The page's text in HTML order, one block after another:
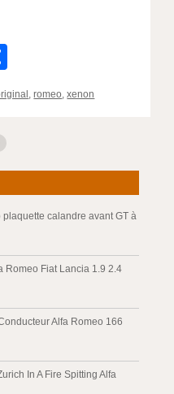
,romeo,xenon
calandre avant GT à
Romeo Fiat Lancia 1.9 2.4
Alfa Romeo 166
In A Fire Spitting Alfa